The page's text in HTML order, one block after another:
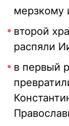
мерзкому
второй
распяли
в первый